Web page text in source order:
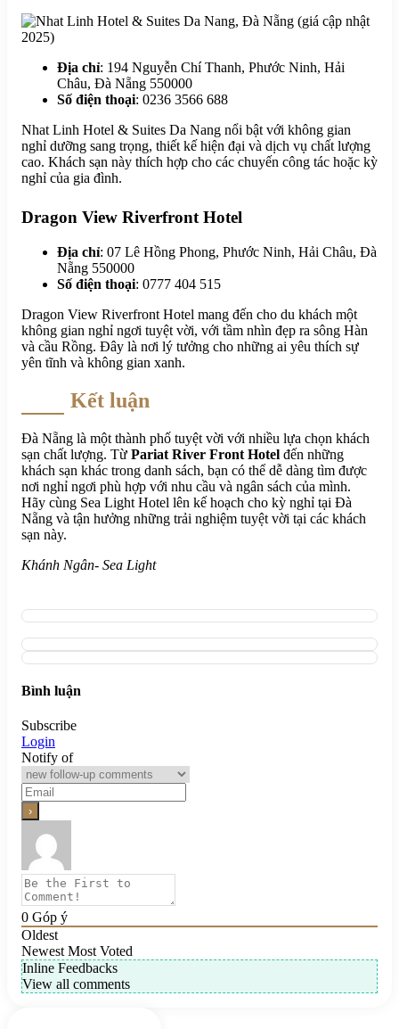
Địa chỉ: 194 Nguyễn Chí Thanh, Phước Ninh, Hải
Châu, Đà Nẵng 550000
Số điện thoại: 0236 3566 688
Nhat Linh Hotel & Suites Da Nang nổi bật với không gian
nghỉ dưỡng sang trọng, thiết kế hiện đại và dịch vụ chất lượng
cao. Khách sạn này thích hợp cho các chuyến công tác hoặc kỳ
nghỉ của gia đình.
Dragon View Riverfront Hotel
Địa chỉ: 07 Lê Hồng Phong, Phước Ninh, Hải Châu, Đà
Nẵng 550000
Số điện thoại: 0777 404 515
Dragon View Riverfront Hotel mang đến cho du khách một
không gian nghỉ ngơi tuyệt vời, với tầm nhìn đẹp ra sông Hàn
và cầu Rồng. Đây là nơi lý tưởng cho những ai yêu thích sự
yên tĩnh và không gian xanh.
Kết luận
Đà Nẵng là một thành phố tuyệt vời với nhiều lựa chọn khách
sạn chất lượng. Từ Pariat River Front Hotel đến những
khách sạn khác trong danh sách, bạn có thể dễ dàng tìm được
nơi nghỉ ngơi phù hợp với nhu cầu và ngân sách của mình.
Hãy cùng Sea Light Hotel lên kế hoạch cho kỳ nghỉ tại Đà
Nẵng và tận hưởng những trải nghiệm tuyệt vời tại các khách
sạn này.
Khánh Ngân- Sea Light
Bình luận
Subscribe
Login
Notify of
0 Góp ý
Oldest
Newest Most Voted
Inline Feedbacks
View all comments